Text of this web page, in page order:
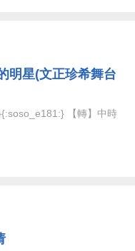
明星(文正珍希舞台
【轉】中時